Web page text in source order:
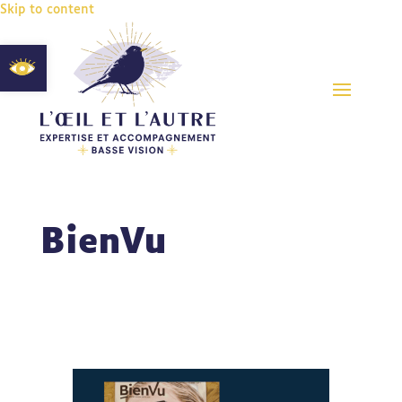
Skip to content
Ouvrir la barre d’outils
BienVu